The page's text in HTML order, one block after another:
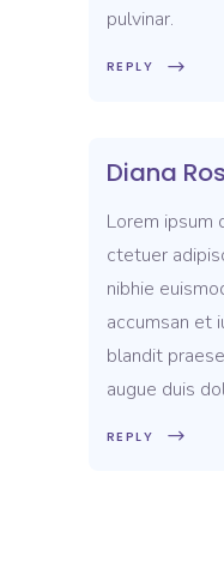
pulvinar.
REPLY
Diana
Lorem ipsum
ctetuer
nibhie
accumsan et
blandit
augue duis
REPLY